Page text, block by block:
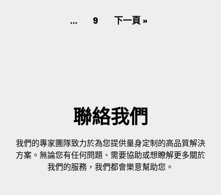
... 9 下一頁 »
聯絡我們
我們的專家團隊致力於為您提供量身定制的高品質解決
方案。無論您有任何問題、需要協助或想瞭解更多關於
我們的服務，我們都會樂意幫助您。